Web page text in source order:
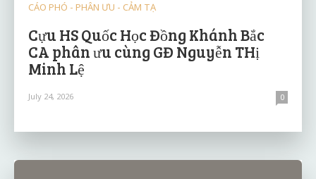
CÁO PHÓ - PHÂN ƯU - CẢM TẠ
Cựu HS Quốc Học Đồng Khánh Bắc
CA phân ưu cùng GĐ Nguyễn THị
Minh Lệ
July 24, 2026 0